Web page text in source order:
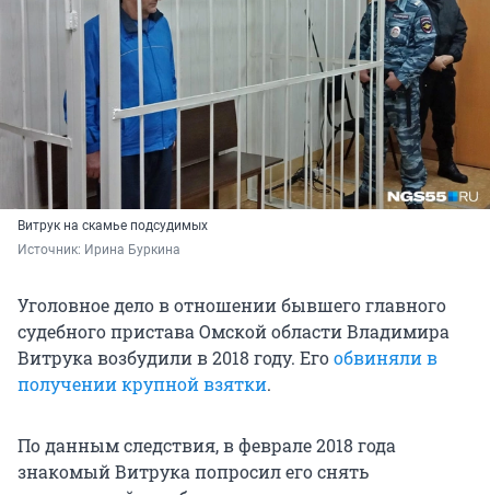
Витрук на скамье подсудимых
Источник: Ирина Буркина
Уголовное дело в отношении бывшего главного
судебного пристава Омской области Владимира
Витрука возбудили в 2018 году. Егообвиняли в
получении крупной взятки.
По данным следствия, в феврале 2018 года
знакомый Витрука попросил его снять